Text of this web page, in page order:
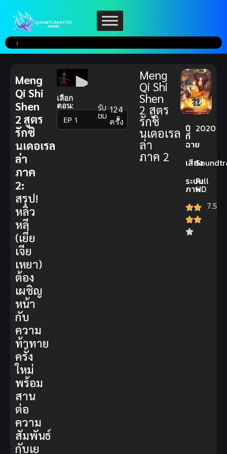
เลือก
ตอน:
▼
รับ
ชม 124
ครั้ง
Meng
Qi Shi
Shen
2 สูตร
รักซิ
นเดอเรล
ล่า
ภาค 2
ปี
ที่
ฉาย
2020
เสียง
ระบบ
ภาพ
Full
HD
7.5
Meng
Qi Shi
Shen
2 สูตร
รักซิ
นเดอเรล
ล่า
ภาค
2:
สรุป!
หลิว
หลี
(เยี่ย
เจีย
เหยา)
ต้อง
เผชิญ
หน้า
กับ
ความ
ท้าทาย
ครั้ง
ใหม่
พร้อม
สาน
ต่อ
ความ
สัมพันธ์
กับเย